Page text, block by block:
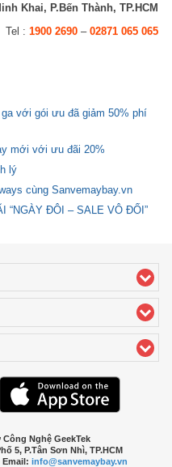
Khai, P.Bến Thành, TP.HCM
Tel : 1900 2690– 02871 065 065
với gói ưu đã giảm 50% phí
mới với ưu đãi 20%
lý
cùng Sanvemaybay.vn
“NGÀY ĐÔI – SALE VÔ ĐỐI”
contents
contents
Nghệ GeekTek
5, P.Tân Sơn Nhì, TP.HCM
info@sanvemaybay.vn